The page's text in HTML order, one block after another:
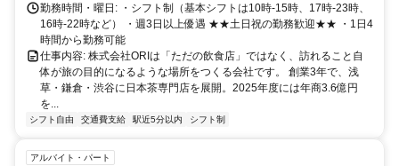
勤務時間・曜日: ・シフト制（基本シフトは10時-15時、17時-23時、
16時-22時など） ・週3日以上優遇 ★★土日祝の勤務歓迎★★ ・1日4
時間から勤務可能
仕事内容: 株式会社ORIは「ただの飲食店」ではなく、訪れること自
体が旅の目的になるような場所をつくる会社です。 創業3年で、浅
草・鎌倉・渋谷に日本茶専門店を展開。2025年度には年商3.6億円
を...
シフト自由 交通費支給 駅近5分以内 シフト制
アルバイト・パート